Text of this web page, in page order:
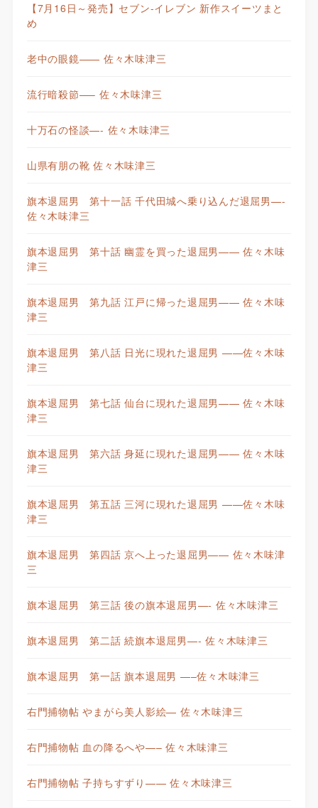
【7月16日～発売】セブン-イレブン 新作スイーツまと
め
老中の眼鏡—— 佐々木味津三
流行暗殺節—– 佐々木味津三
十万石の怪談—- 佐々木味津三
山県有朋の靴 佐々木味津三
旗本退屈男 第十一話 千代田城へ乗り込んだ退屈男—-
佐々木味津三
旗本退屈男 第十話 幽霊を買った退屈男—— 佐々木味
津三
旗本退屈男 第九話 江戸に帰った退屈男—— 佐々木味
津三
旗本退屈男 第八話 日光に現れた退屈男 ——佐々木味
津三
旗本退屈男 第七話 仙台に現れた退屈男—— 佐々木味
津三
旗本退屈男 第六話 身延に現れた退屈男—— 佐々木味
津三
旗本退屈男 第五話 三河に現れた退屈男 ——佐々木味
津三
旗本退屈男 第四話 京へ上った退屈男—— 佐々木味津
三
旗本退屈男 第三話 後の旗本退屈男—- 佐々木味津三
旗本退屈男 第二話 続旗本退屈男—- 佐々木味津三
旗本退屈男 第一話 旗本退屈男 —–佐々木味津三
右門捕物帖 やまがら美人影絵— 佐々木味津三
右門捕物帖 血の降るへや—– 佐々木味津三
右門捕物帖 子持ちすずり—— 佐々木味津三